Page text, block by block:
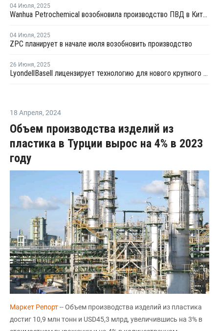
04 Июля, 2025
Wanhua Petrochemical возобновила производство ПВД в Китае
04 Июля, 2025
ZPC планирует в начале июля возобновить производство
26 Июня, 2025
LyondellBasell лицензирует технологию для нового крупного китайского полиолефинового комплекса
18 Апреля, 2024
Объем производства изделий из
пластика в Турции вырос на 4% в 2023
году
Маркет Репорт-- Объем производства изделий из пластика
достиг 10,9 млн тонн и USD45,3 млрд, увеличившись на 3% в